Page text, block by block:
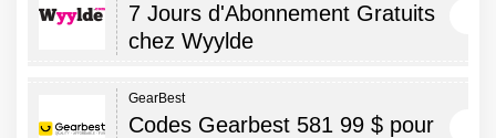
7 Jours d'Abonnement Gratuits
chez Wyylde
GearBest
Codes Gearbest 581 99 $ pour